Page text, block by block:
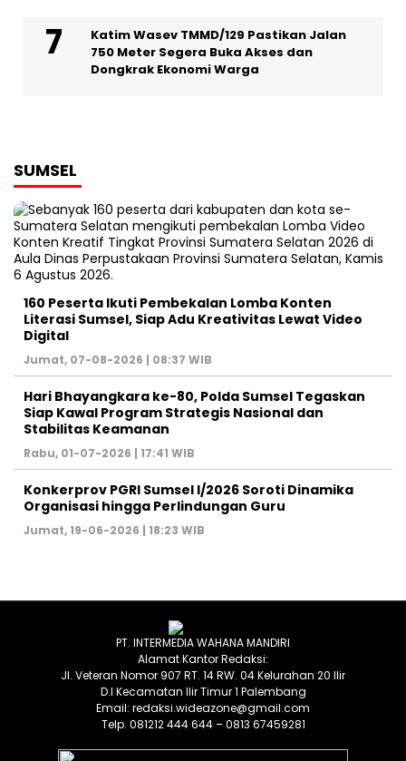
Katim Wasev TMMD/129 Pastikan Jalan
750 Meter Segera Buka Akses dan
Dongkrak Ekonomi Warga
SUMSEL
160 Peserta Ikuti Pembekalan Lomba Konten
Literasi Sumsel, Siap Adu Kreativitas Lewat Video
Digital ‎
Jumat, 07-08-2026 | 08:37 WIB
Hari Bhayangkara ke-80, Polda Sumsel Tegaskan
Siap Kawal Program Strategis Nasional dan
Stabilitas Keamanan ‎
Rabu, 01-07-2026 | 17:41 WIB
Konkerprov PGRI Sumsel I/2026 Soroti Dinamika
Organisasi hingga Perlindungan Guru ‎
Jumat, 19-06-2026 | 18:23 WIB
PT. INTERMEDIA WAHANA MANDIRI
Alamat Kantor Redaksi:
Jl. Veteran Nomor 907 RT. 14 RW. 04 Kelurahan 20 Ilir
D.I Kecamatan Ilir Timur 1 Palembang
Email: redaksi.wideazone@gmail.com
Telp. 081212 444 644 – 0813 67459281